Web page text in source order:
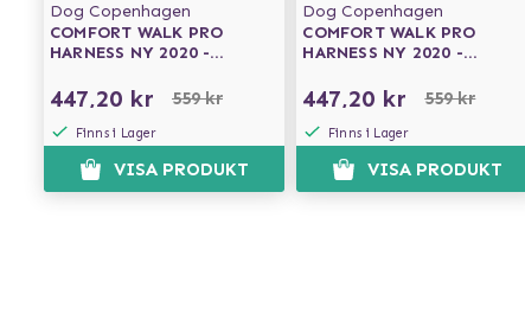
Dog Copenhagen
COMFORT WALK PRO
HARNESS NY 2020 -
447,20 kr 559 kr
Finns i Lager
VISA PRODUKT
Dog Copenhagen
COMFORT WALK PRO
HARNESS NY 2020 -
447,20 kr 559 kr
Finns i Lager
VISA PRODUKT